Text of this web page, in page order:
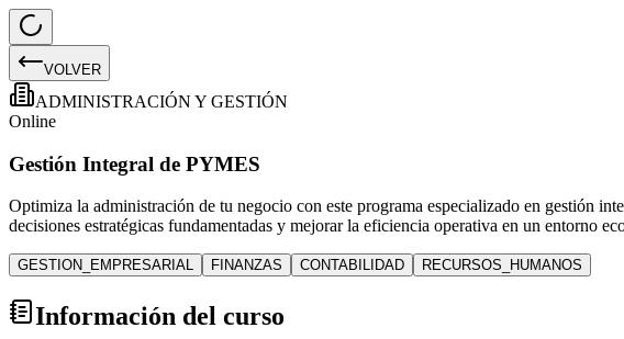
VOLVER
ADMINISTRACIÓN Y GESTIÓN
Online
Gestión Integral de PYMES
Optimiza la administración de tu negocio con este programa especializado en gestión
decisiones estratégicas fundamentadas y mejorar la eficiencia operativa en un entorno
GESTION_EMPRESARIAL FINANZAS CONTABILIDAD RECURSOS_HUMANOS
Información del curso